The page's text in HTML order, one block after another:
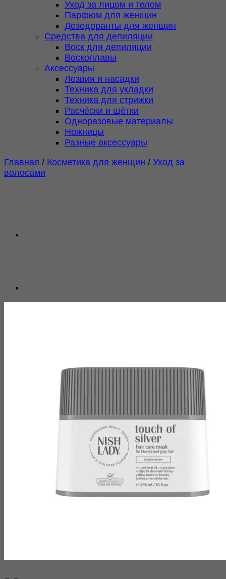
Уход за лицом и телом
Парфюм для женщин
Дезодоранты для женщин
Средства для депиляции
Воск для депиляции
Воскоплавы
Аксессуары
Лезвия и насадки
Техника для укладки
Техника для стрижки
Расчёски и щётки
Одноразовые материалы
Ножницы
Разные аксессуары
Главная / Косметика для женщин / Уход за
волосами